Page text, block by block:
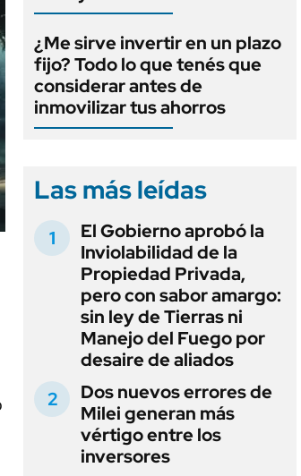
¿Me sirve invertir en un plazo
fijo? Todo lo que tenés que
considerar antes de
inmovilizar tus ahorros
Las más leídas
El Gobierno aprobó la
Inviolabilidad de la
Propiedad Privada,
pero con sabor amargo:
sin ley de Tierras ni
Manejo del Fuego por
desaire de aliados
Dos nuevos errores de
Milei generan más
vértigo entre los
inversores